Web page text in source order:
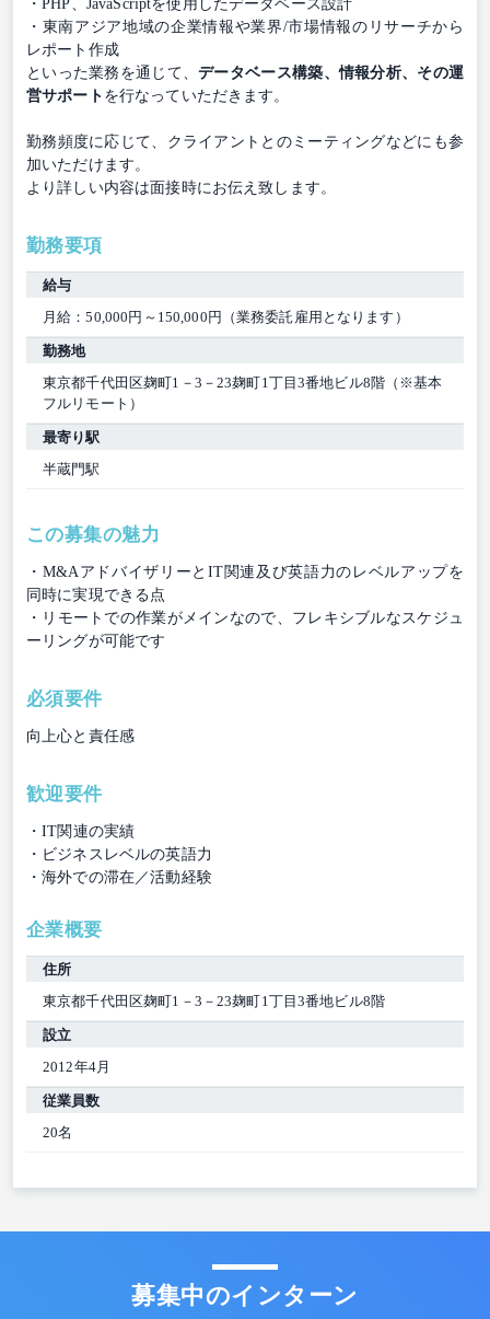
・PHP、JavaScriptを使用したデータベース設計
・東南アジア地域の企業情報や業界/市場情報のリサーチから
レポート作成
といった業務を通じて、データベース構築、情報分析、その運
営サポート を行なっていただきます。
勤務頻度に応じて、クライアントとのミーティングなどにも参
加いただけます。
より詳しい内容は面接時にお伝え致します。
勤務要項
給与
月給：50,000円～150,000円（業務委託雇用となります）
勤務地
東京都千代田区麹町1－3－23麹町1丁目3番地ビル8階（※基本
フルリモート）
最寄り駅
半蔵門駅
この募集の魅力
・M&AアドバイザリーとIT関連及び英語力のレベルアップを
同時に実現できる点
・リモートでの作業がメインなので、フレキシブルなスケジュ
ーリングが可能です
必須要件
向上心と責任感
歓迎要件
・IT関連の実績
・ビジネスレベルの英語力
・海外での滞在／活動経験
企業概要
住所
東京都千代田区麹町1－3－23麹町1丁目3番地ビル8階
設立
2012年4月
従業員数
20名
募集中のインターン